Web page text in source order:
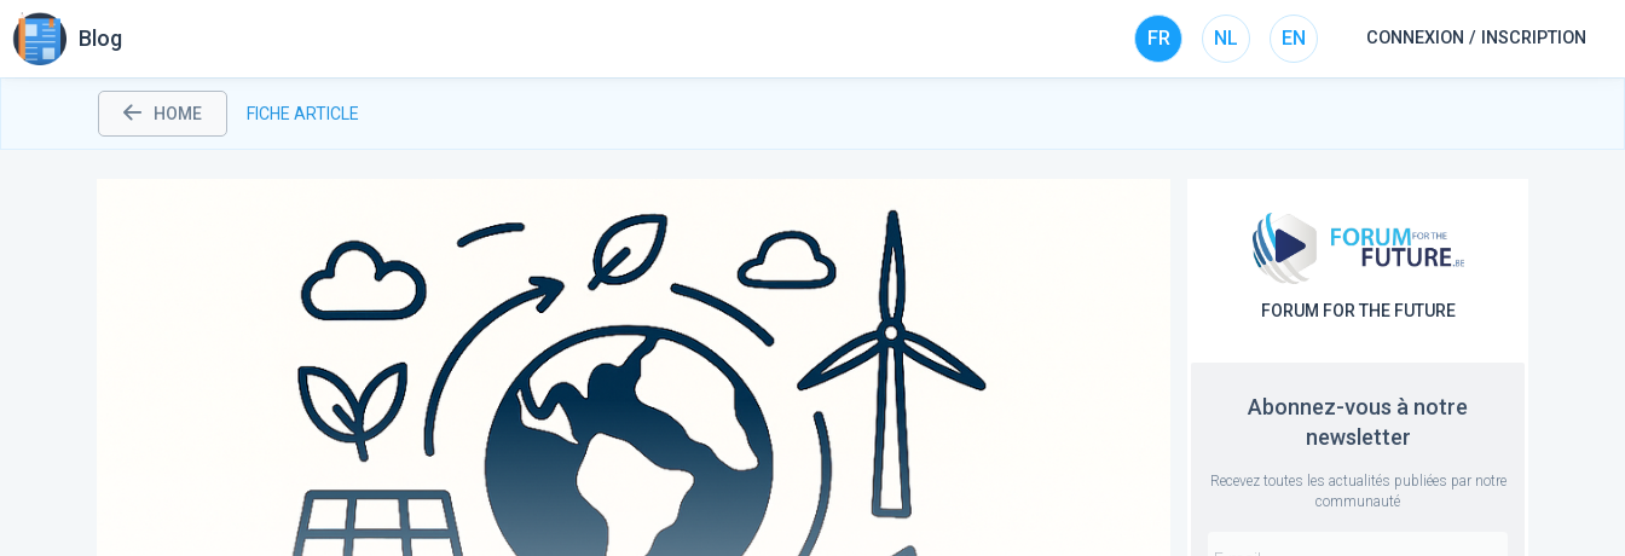
Blog FR NL EN CONNEXION / INSCRIPTION
HOME FICHE ARTICLE
FORUM FOR THE FUTURE
Abonnez-vous à notre
newsletter
Recevez toutes les actualités publiées par notre
communauté